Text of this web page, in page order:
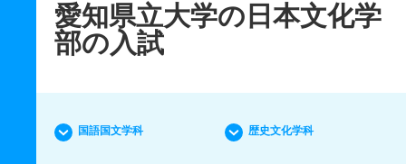
愛知県立大学の日本文化学
部の入試
国語国文学科 歴史文化学科